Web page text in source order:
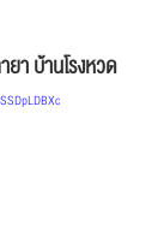
า บ้านโรงหวด